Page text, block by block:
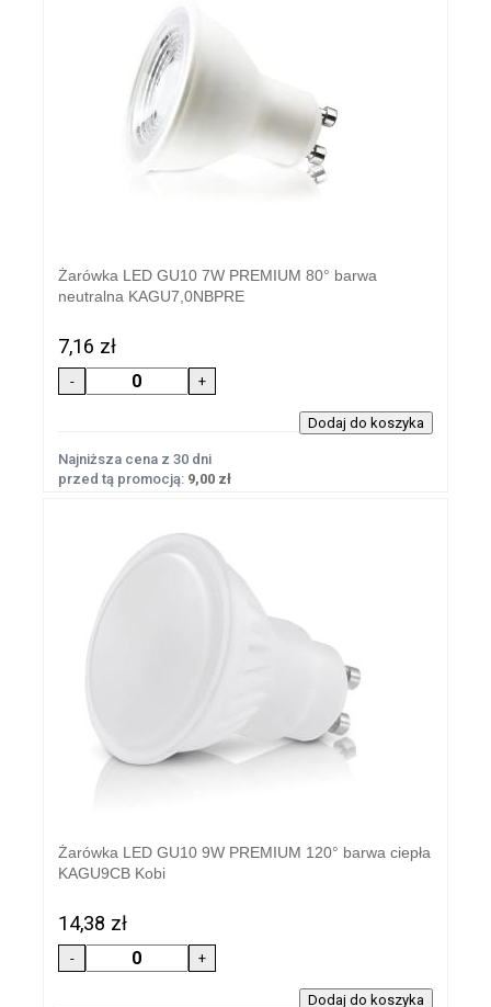
Żarówka LED GU10 7W PREMIUM 80° barwa
neutralna KAGU7,0NBPRE
7,16 zł
Najniższa cena z 30 dni
przed tą promocją: 9,00 zł
Żarówka LED GU10 9W PREMIUM 120° barwa ciepła
KAGU9CB Kobi
14,38 zł